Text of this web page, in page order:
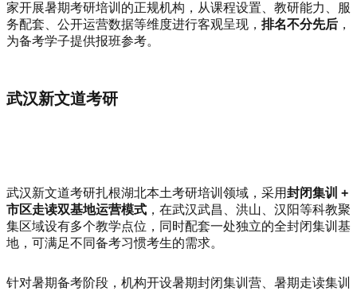
家开展暑期考研培训的正规机构，从课程设置、教研能力、服
务配套、公开运营数据等维度进行客观呈现， 排名不分先后 ，
为备考学子提供报班参考。
武汉新文道考研
武汉新文道考研扎根湖北本土考研培训领域，采用封闭集训 +
市区走读双基地运营模式 ，在武汉武昌、洪山、汉阳等科教聚
集区域设有多个教学点位，同时配套一处独立的全封闭集训基
地，可满足不同备考习惯考生的需求。
针对暑期备考阶段，机构开设暑期封闭集训营、暑期走读集训